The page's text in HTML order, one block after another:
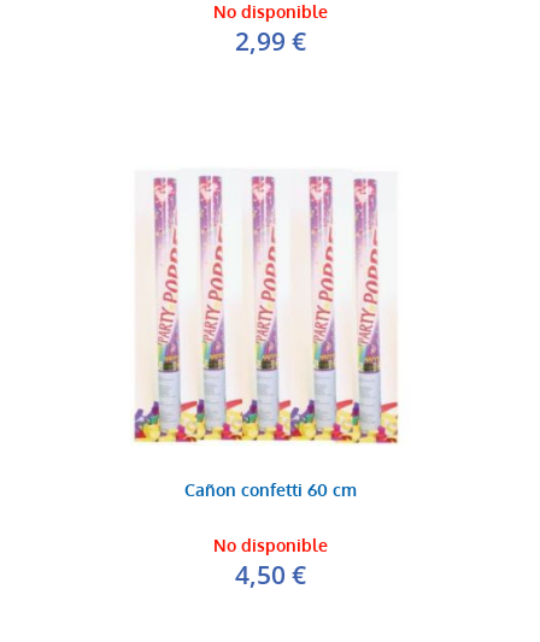
No disponible
2,99 €
Cañon confetti 60 cm
No disponible
4,50 €